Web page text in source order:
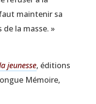
main­te­nir sa
la masse. »
jeu­nesse, édi­tions
Mémoire,